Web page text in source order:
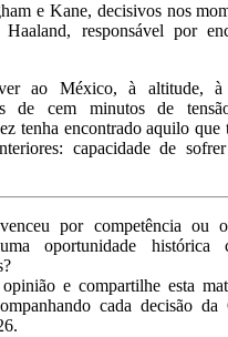
e Kane, decisivos nos
responsável por
ao México, à altitude, à
de cem minutos de
tenha encontrado aquilo que
capacidade de
por competência ou
oportunidade histórica
e compartilhe esta
cada decisão